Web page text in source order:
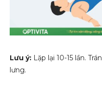
Lưu ý: Lặp lại 10-15 lần.
lưng.